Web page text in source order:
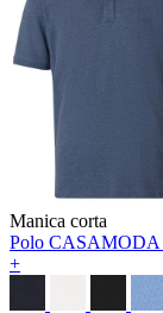
Manica corta
Polo CASAMODA
+